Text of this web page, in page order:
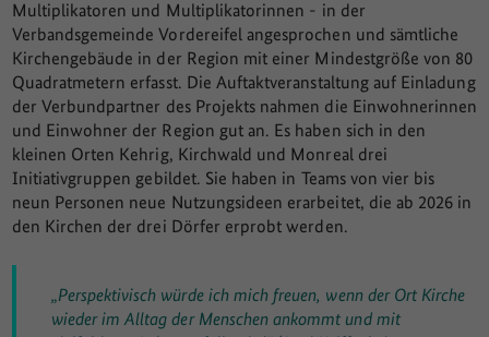
Multiplikatoren und Multiplikatorinnen - in der
Verbandsgemeinde Vordereifel angesprochen und sämtliche
Kirchengebäude in der Region mit einer Mindestgröße von 80
Quadratmetern erfasst. Die Auftaktveranstaltung auf Einladung
der Verbundpartner des Projekts nahmen die Einwohnerinnen
und Einwohner der Region gut an. Es haben sich in den
kleinen Orten Kehrig, Kirchwald und Monreal drei
Initiativgruppen gebildet. Sie haben in Teams von vier bis
neun Personen neue Nutzungsideen erarbeitet, die ab 2026 in
den Kirchen der drei Dörfer erprobt werden.
„Perspektivisch würde ich mich freuen, wenn der Ort Kirche
wieder im Alltag der Menschen ankommt und mit